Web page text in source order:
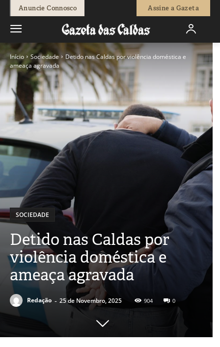
Anuncie Connosco Assine a Gazeta
Início Sociedade
Detido nas Caldas por violência doméstica e
ameaça agravada
SOCIEDADE
Detido nas Caldas por
violência doméstica e
ameaça agravada
Redação - 25 de Novembro, 2025 904 0